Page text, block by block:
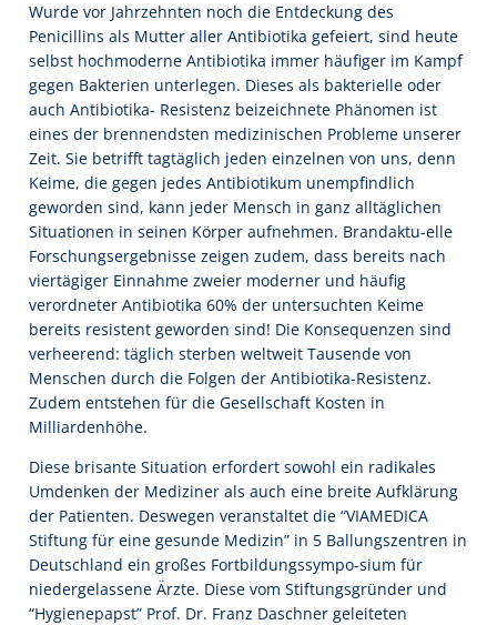
Wurde vor Jahrzehnten noch die Entdeckung des
Penicillins als Mutter aller Antibiotika gefeiert, sind heute
selbst hochmoderne Antibiotika immer häufiger im Kampf
gegen Bakterien unterlegen. Dieses als bakterielle oder
auch Antibiotika- Resistenz beizeichnete Phänomen ist
eines der brennendsten medizinischen Probleme unserer
Zeit. Sie betrifft tagtäglich jeden einzelnen von uns, denn
Keime, die gegen jedes Antibiotikum unempfindlich
geworden sind, kann jeder Mensch in ganz alltäglichen
Situationen in seinen Körper aufnehmen. Brandaktu-elle
Forschungsergebnisse zeigen zudem, dass bereits nach
viertägiger Einnahme zweier moderner und häufig
verordneter Antibiotika 60% der untersuchten Keime
bereits resistent geworden sind! Die Konsequenzen sind
verheerend: täglich sterben weltweit Tausende von
Menschen durch die Folgen der Antibiotika-Resistenz.
Zudem entstehen für die Gesellschaft Kosten in
Milliardenhöhe.
Diese brisante Situation erfordert sowohl ein radikales
Umdenken der Mediziner als auch eine breite Aufklärung
der Patienten. Deswegen veranstaltet die “VIAMEDICA
Stiftung für eine gesunde Medizin” in 5 Ballungszentren in
Deutschland ein großes Fortbildungssympo-sium für
niedergelassene Ärzte. Diese vom Stiftungsgründer und
“Hygienepapst” Prof. Dr. Franz Daschner geleiteten